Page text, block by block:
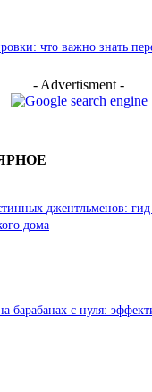
что важно знать
- Advertisment -
джентльменов:
дома
барабанах с нуля: